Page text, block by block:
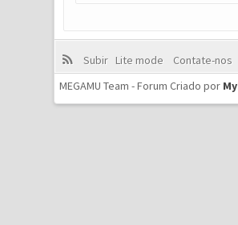
Subir Lite mode
Contate-nos
MEGAMU Team - Forum Criado por